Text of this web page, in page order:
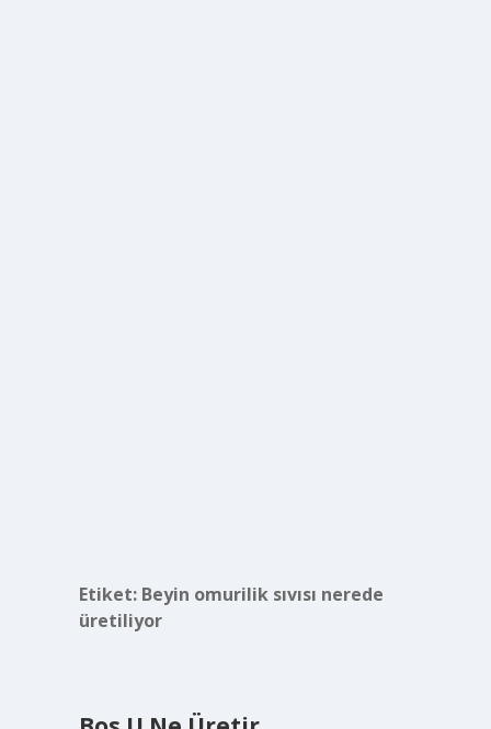
Etiket: Beyin omurilik sıvısı nerede
üretiliyor